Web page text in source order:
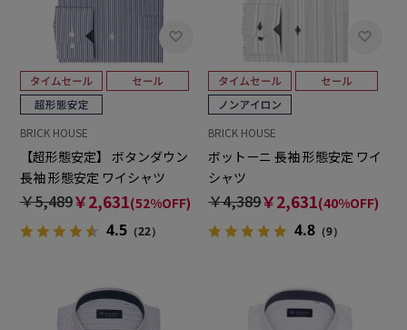
BRICK HOUSE
【超形態安定】 ボタンダウン
長袖 形態安定 ワイシャツ
￥5,489￥2,631(52%OFF)
4.5（22）
BRICK HOUSE
ボットーニ 長袖 形態安定 ワイ
シャツ
￥4,389￥2,631(40%OFF)
4.8 （9）